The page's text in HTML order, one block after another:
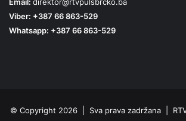
Viber: +387 66 863-529
Whatsapp: +387 66 863-529
© Copyright 2026 | Sva prava zadržana |